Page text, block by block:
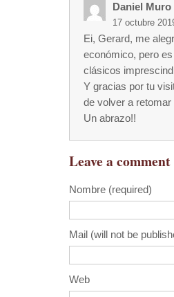
Daniel Muro
17 octubre
Ei, Gerard, me
económico, pero
clásicos
Y gracias por tu
de volver a
Un abrazo!!
Leave a comment
Nombre (required)
Mail (will not be
Web